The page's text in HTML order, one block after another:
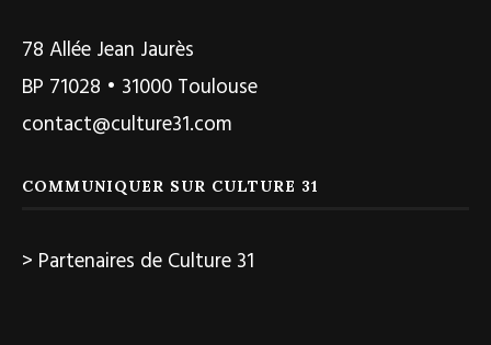
78 Allée Jean Jaurès
BP 71028 • 31000 Toulouse
contact@culture31.com
COMMUNIQUER SUR CULTURE 31
> Partenaires de Culture 31